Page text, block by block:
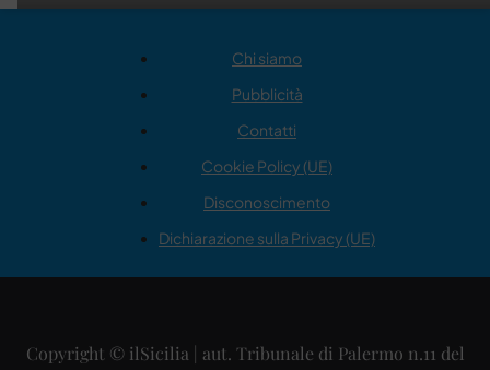
Chi siamo
Pubblicità
Contatti
Cookie Policy (UE)
Disconoscimento
Dichiarazione sulla Privacy (UE)
Copyright © ilSicilia | aut. Tribunale di Palermo n.11 del